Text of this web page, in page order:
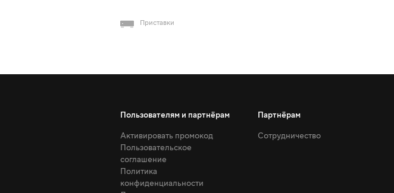
Приставки
Пользователям и партнёрам
Активировать промокод
Пользовательское
соглашение
Политика
конфиденциальности
Партнёрам
Сотрудничество